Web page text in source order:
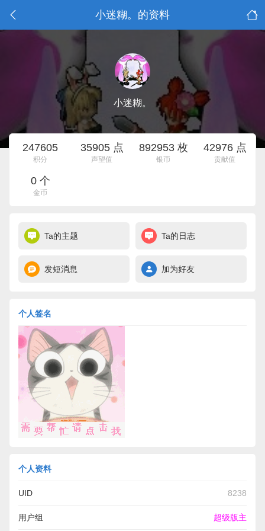
小迷糊。的资料
小迷糊。
247605
积分
35905 点
声望值
892953 枚
银币
42976 点
贡献值
0 个
金币
Ta的主题 Ta的日志
发短消息 加为好友
个人签名
个人资料
UID 8238
用户组 超级版主